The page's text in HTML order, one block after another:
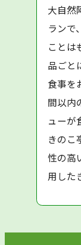
大自然
ランで
ことは
品ごと
食事を
間以内
ューが
きのこ
性の高
用した